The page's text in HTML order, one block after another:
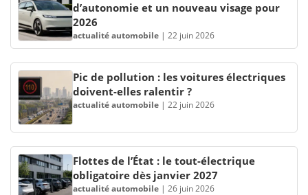
d’autonomie et un nouveau visage pour
2026
actualité automobile | 22 juin 2026
Pic de pollution : les voitures électriques
doivent-elles ralentir ?
actualité automobile | 22 juin 2026
Flottes de l’État : le tout-électrique
obligatoire dès janvier 2027
actualité automobile | 26 juin 2026